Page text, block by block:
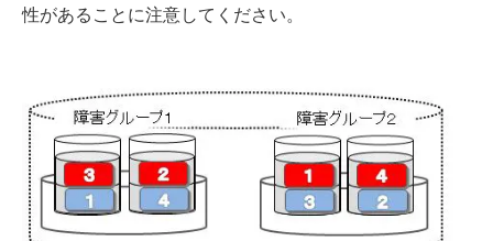
性があることに注意してください。